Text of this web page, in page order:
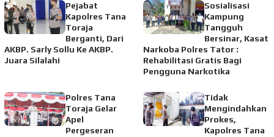
Pejabat
Kapolres Tana
Toraja
Berganti, Dari
AKBP. Sarly Sollu Ke AKBP.
Juara Silalahi
Sosialisasi
Kampung
Tangguh
Bersinar, Kasat
Narkoba Polres Tator :
Rehabilitasi Gratis Bagi
Pengguna Narkotika
Polres Tana
Toraja Gelar
Apel
Pergeseran
Tidak
Mengindahkan
Prokes,
Kapolres Tana